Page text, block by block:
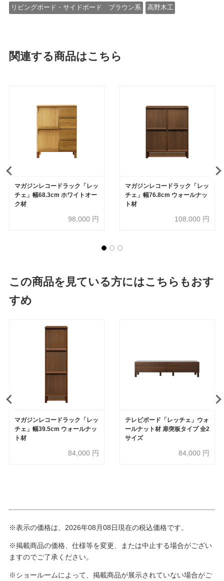
リビングボード・サイドボード ブラウン系 高野木工
関連する商品はこちら
マガジンレコードラック「レッ
チェ」幅68.3cm ホワイトオー
ク材
98,000 円
マガジンレコードラック「レッ
チェ」幅76.8cm ウォールナッ
ト材
108,000 円
この商品を見ている方にはこちらもおす
すめ
マガジンレコードラック「レッ
チェ」幅39.5cm ウォールナッ
ト材
84,000 円
テレビボード「レッチェ」ウォ
ールナット材 扉突板タイプ 全2
サイズ
84,000 円
※表示の価格は、2026年08月08日現在の税込価格です。
※掲載商品の価格、仕様等を変更、または中止する場合がござい
ますのでご了承ください。
※ショールームによって、掲載商品が展示されていない場合がご